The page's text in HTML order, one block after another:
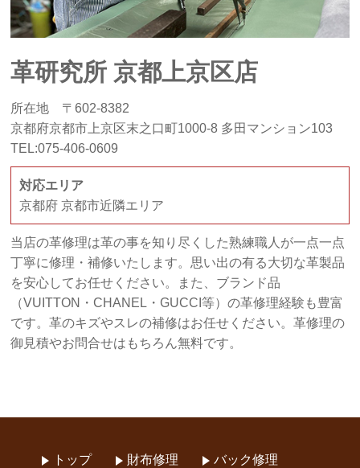
革研究所 京都上京区店
所在地 〒602-8382
京都府京都市上京区末之口町1000-8 多田マンション103
TEL:075-406-0609
対応エリア
京都府 京都市近隣エリア
当店の革修理は革の事を知り尽くした熟練職人が一点一点
丁寧に修理・補修いたします。思い出の有る大切な革製品
を安心してお任せください。また、ブランド品
（VUITTON・CHANEL・GUCCI等）の革修理経験も豊富
です。革のキズやスレの補修はお任せください。革修理の
御見積やお問合せはもちろん無料です。
トップ 財布修理 バック修理